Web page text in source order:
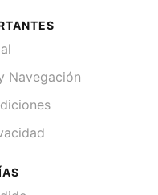
Navegación